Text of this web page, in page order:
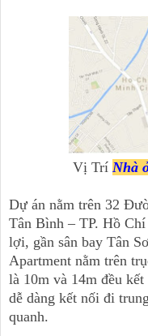
Vị Trí Nhà
Dự án nằm trên 32
Tân Bình – TP. Hồ
lợi, gần sân bay Tân
Apartment nằm trên
là 10m và 14m đều
dễ dàng kết nối đi
quanh.